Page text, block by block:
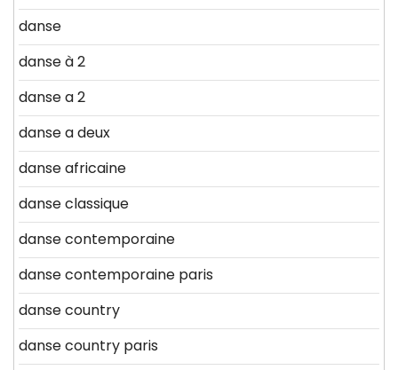
danse
danse à 2
danse a 2
danse a deux
danse africaine
danse classique
danse contemporaine
danse contemporaine paris
danse country
danse country paris